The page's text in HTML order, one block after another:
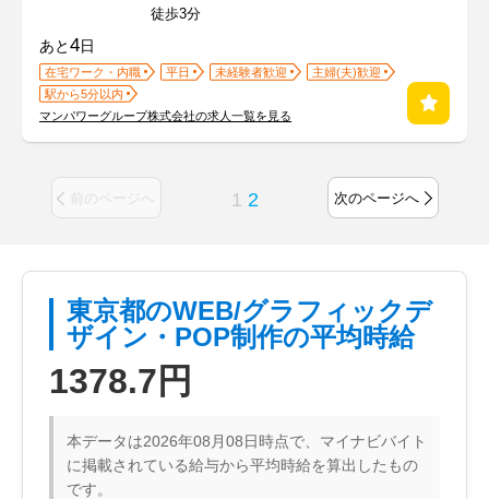
徒歩3分
あと4日
在宅ワーク・内職 平日 未経験者歓迎
主婦(夫)歓迎
駅から5分以内
マンパワーグループ株式会社の求人一覧を見る
前のページへ 1 2 次のページへ
東京都のWEB/グラフィックデ
ザイン・POP制作の平均時給
1378.7円
本データは2026年08月08日時点で、マイナビバイト
に掲載されている給与から平均時給を算出したもの
です。